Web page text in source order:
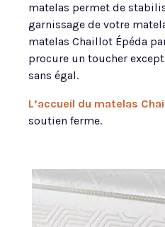
matelas permet de
garnissage de votre
matelas Chaillot Épéda
procure un toucher
sans égal.
L’accueil du matelas
soutien ferme.